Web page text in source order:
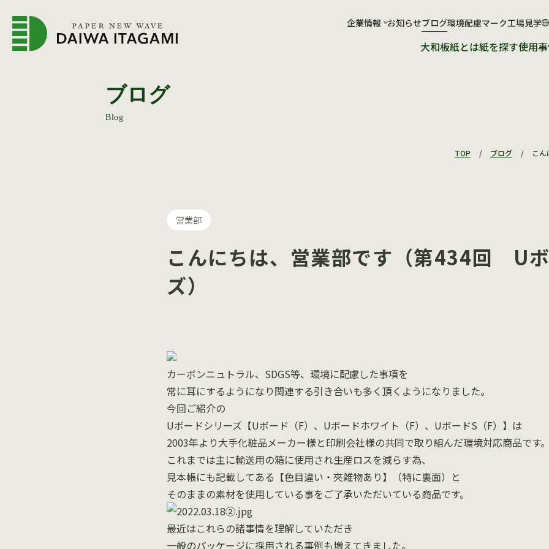
企業情報
企業情報トップページ 工場について
お知らせブログ環境配慮マーク工場見学
大和板紙とは紙を探す使用
ブログ
Blog
TOP / ブログ / こ
営業部
こんにちは、営業部です（第434回 U
ズ）
カーボンニュトラル、SDGS等、環境に配慮した事項を
常に耳にするようになり関連する引き合いも多く頂くようになりました。
今回ご紹介の
Uボードシリーズ【Uボード（F）、Uボードホワイト（F）、UボードS（F）】は
2003年より大手化粧品メーカー様と印刷会社様の共同で取り組んだ環境対応商品です
これまでは主に輸送用の箱に使用され生産ロスを減らす為、
見本帳にも記載してある【色目違い・夾雑物あり】（特に裏面）と
そのままの素材を使用している事をご了承いただいている商品です。
最近はこれらの諸事情を理解していただき
一般のパッケージに採用される事例も増えてきました。